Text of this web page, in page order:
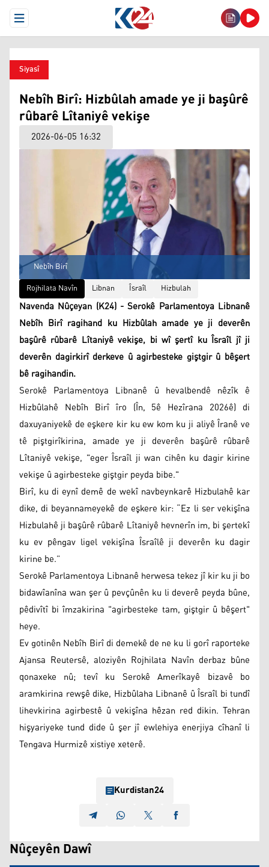
Open Menu
Siyasî
Nebîh Birî: Hizbûlah amade ye ji başûrê
rûbarê Lîtaniyê vekişe
2026-06-05 16:32
Nebîh Birî
Rojhilata Navîn
Libnan Îsraîl Hizbulah
Navenda Nûçeyan (K24) - Serokê Parlamentoya Libnanê
Nebîh Birî ragihand ku Hizbûlah amade ye ji deverên
başûrê rûbarê Lîtaniyê vekişe, bi wî şertî ku Îsraîl jî ji
deverên dagirkirî derkeve û agirbesteke giştgir û bêşert
bê ragihandin.
Serokê Parlamentoya Libnanê û hevalbendê nêzîk ê
Hizbûlahê Nebîh Birî îro (În, 5ê Hezîrana 2026ê) di
daxuyaniyekê de eşkere kir ku ew kom ku ji aliyê Îranê ve
tê piştgirîkirina, amade ye ji deverên başûrê rûbarê
Lîtaniyê vekişe, "eger Îsraîl ji wan cihên ku dagir kirine
vekişe û agirbesteke giştgir peyda bibe."
Birî, ku di eynî demê de wekî navbeynkarê Hizbulahê kar
dike, di beyannameyekê de eşkere kir: “Ez li ser vekişîna
Hizbulahê ji başûrê rûbarê Lîtaniyê hevnerîn im, bi şertekî
ku ev pêngav ligel vekişîna Îsraîlê ji deverên ku dagir
kirine be.”
Serokê Parlamentoya Libnanê herwesa tekez jî kir ku ji bo
bidawîanîna wan şer û pevçûnên ku li deverê peyda bûne,
pêdivîtî bi îmzakirina "agirbesteke tam, giştgir û bêşert"
heye.
Ev gotinên Nebîh Birî di demekê de ne ku li gorî raporteke
Ajansa Reutersê, aloziyên Rojhilata Navîn derbaz bûne
qonaxeke nû; tevî ku Serokê Amerîkayê bizavê bo
aramkirina rewşê dike, Hizbûlaha Libnanê û Îsraîl bi tundî
lihevkirina agirbestê û vekişîna hêzan red dikin. Tehran
hişyariyeke tund dide û şer jî ewlehiya enerjiya cîhanî li
Tengava Hurmizê xistiye xeterê.
Kurdistan24
Nûçeyên Dawî